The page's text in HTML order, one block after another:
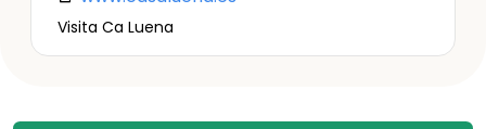
Visita Ca Luena